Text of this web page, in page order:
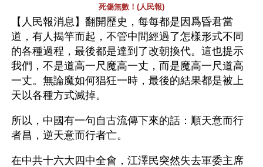
死傷無數！(人民報)
【人民報消息】翻開歷史，每每都是因爲昏君當
道，有人揭竿而起，不管中間經過了怎樣形式不同
的各種過程，最後都是達到了改朝換代。這也提示
我們，不是道高一尺魔高一丈，而是魔高一尺道高
一丈。無論魔如何猖狂一時，最後的結果都是被上
天以各種方式滅掉。
所以，中國有一句自古流傳下來的話：順天意而行
者昌，逆天意而行者亡。
在中共十六大四中全會，江澤民突然失去軍委主席